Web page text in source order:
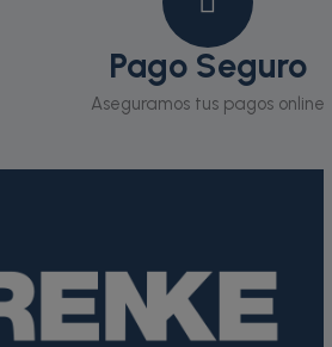
Pago Seguro
Aseguramos tus pagos online